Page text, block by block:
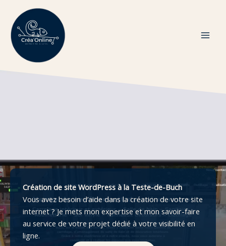
contenu
Création de site WordPress à la Teste-de-Buch
Vous avez besoin d’aide dans la création de votre site
internet ? Je mets mon expertise et mon savoir-faire
au service de votre projet dédié à votre visibilité en
ligne.